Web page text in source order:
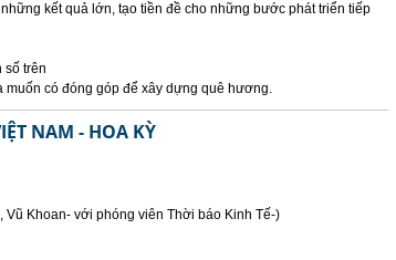
kết quả lớn, tạo tiền đề cho những bước phát triển tiếp
số trên
có đóng góp để xây dựng quê hương.
NAM - HOA KỲ
Khoan- với phóng viên Thời báo Kinh Tế-)